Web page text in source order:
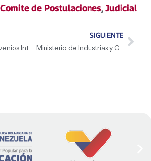
Comite de Postulaciones,Judicial
Seminario «Convenios Internacionales» reafirma compromiso con la diplomacia multilateral
SIGUIENTE
Ministerio de Industrias y Comercio Nacional articulará planes formativos con el sector universitario